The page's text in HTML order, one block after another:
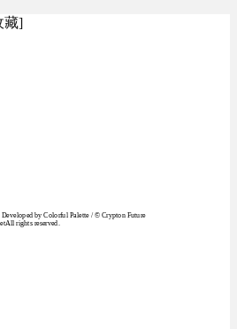
藏]
by Colorful Palette / © Crypton Future
rights reserved.